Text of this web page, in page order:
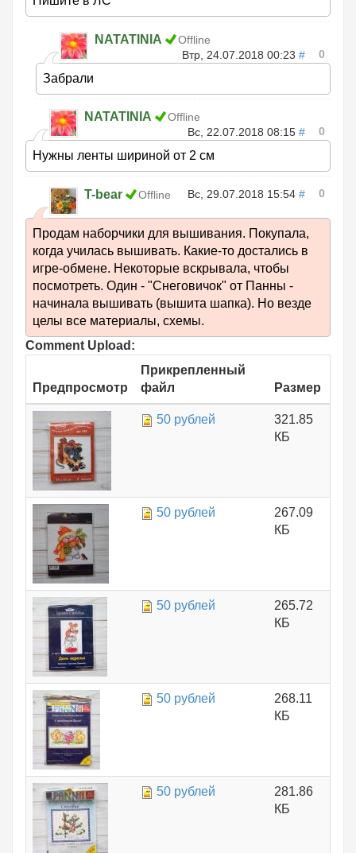
NATATINIA
Offline
Втр, 24.07.2018 00:23 # 0
Забрали
NATATINIA
Offline
Вс, 22.07.2018 08:15 # 0
Нужны ленты шириной от 2 см
T-bear Offline Вс, 29.07.2018 15:54 # 0
Продам наборчики для вышивания. Покупала,
когда училась вышивать. Какие-то достались в
игре-обмене. Некоторые вскрывала, чтобы
посмотреть. Один - "Снеговичок" от Панны -
начинала вышивать (вышита шапка). Но везде
целы все материалы, схемы.
Comment Upload:
Предпросмотр
Прикрепленный
файл
Размер
50 рублей
321.85
КБ
50 рублей
267.09
КБ
50 рублей
265.72
КБ
50 рублей
268.11
КБ
50 рублей
281.86
КБ